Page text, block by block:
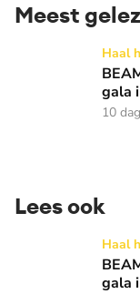
Meest
BEAM x WAY:Haal
gala
10
Lees ook
BEAM x WAY:Haal
gala